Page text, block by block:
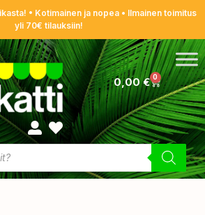
• Kotimainen ja nopea • Ilmainen toimitus
yli 70€ tilauksiin!
0,00€ 0